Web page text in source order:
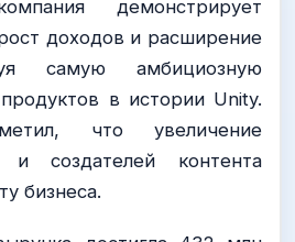
демонстрирует
доходов и расширение
самую амбициозную
в истории Unity.
что увеличение
и создателей контента
бизнеса.